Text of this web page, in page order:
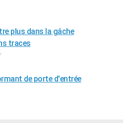
plus dans la gâche
traces
de porte d'entrée